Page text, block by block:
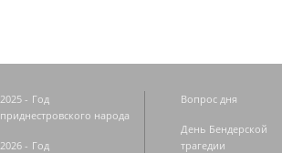
2025 - Год
приднестровского народа
2026 - Год
Вопрос дня
День Бендерской
трагедии